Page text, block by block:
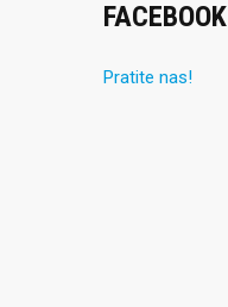
FACEBOOK
Pratite nas!